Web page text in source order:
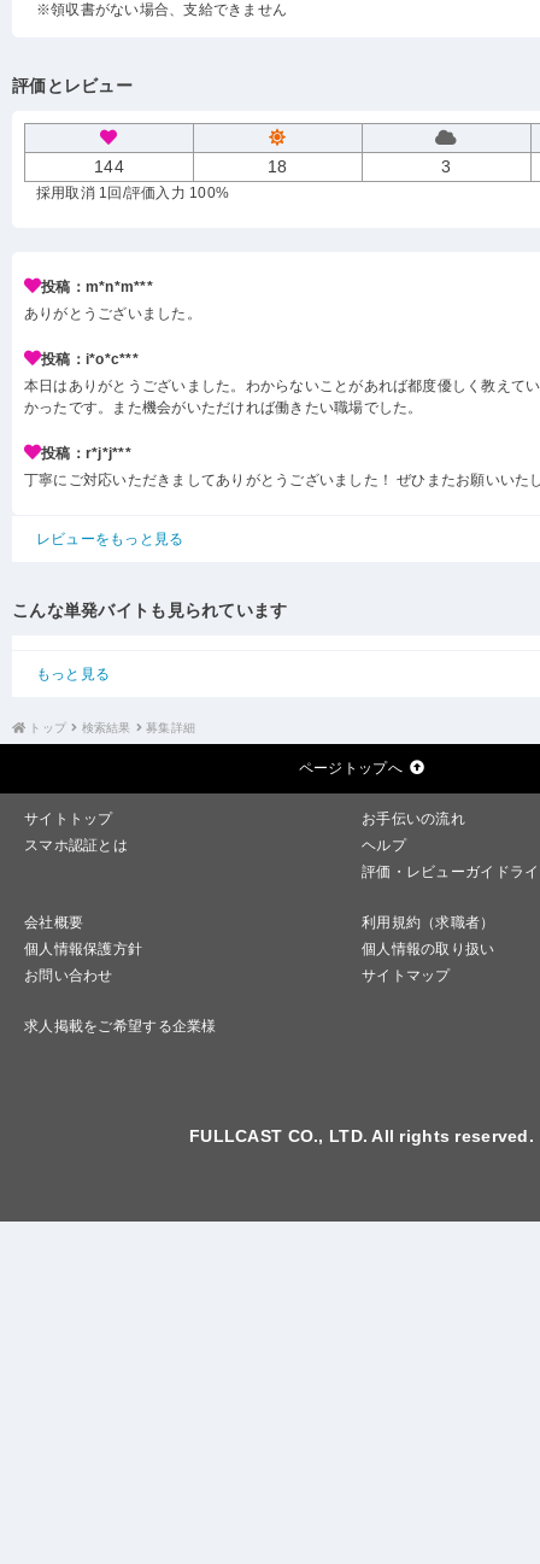
※領収書がない場合、支給できません
評価とレビュー
144 18 3
採用取消 1回 /評価入力 100%
投稿：m*n*m***
ありがとうございました。
投稿：i*o*c***
本日はありがとうございました。わからないことがあれば都度優しく教えて
かったです。また機会がいただければ働きたい職場でした。
投稿：r*j*j***
丁寧にご対応いただきましてありがとうございました！ ぜひまたお願いいた
レビューをもっと見る
こんな単発バイトも見られています
もっと見る
トップ 検索結果 募集詳細
ページトップへ
サイトトップ
お手伝いの流れ
スマホ認証とは
ヘルプ
評価・レビューガイドラ
会社概要
利用規約（求職者）
個人情報保護方針
個人情報の取り扱い
お問い合わせ
サイトマップ
求人掲載をご希望する企業様
FULLCAST CO., LTD. All rights reserved.